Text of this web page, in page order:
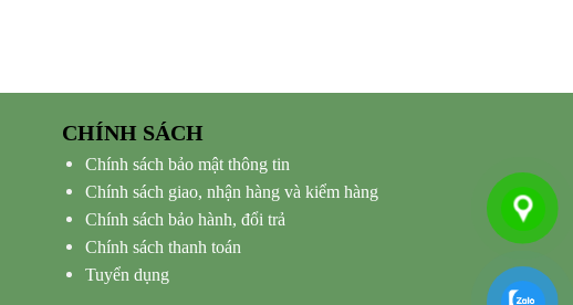
CHÍNH SÁCH
Chính sách bảo mật thông tin
Chính sách giao, nhận hàng và kiểm hàng
Chính sách bảo hành, đổi trả
Chính sách thanh toán
Tuyển dụng